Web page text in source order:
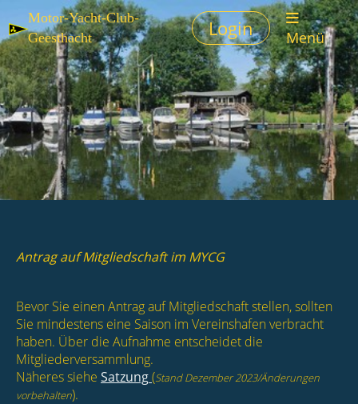
Motor-Yacht-Club-
Geesthacht
Login Menü
Antrag auf Mitgliedschaft im MYCG
Bevor Sie einen Antrag auf Mitgliedschaft stellen, sollten
Sie mindestens eine Saison im Vereinshafen verbracht
haben. Über die Aufnahme entscheidet die
Mitgliederversammlung.
Näheres siehe Satzung(Stand Dezember 2023/Änderungen
vorbehalten).